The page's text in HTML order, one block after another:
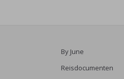
By June
Reisdocumenten